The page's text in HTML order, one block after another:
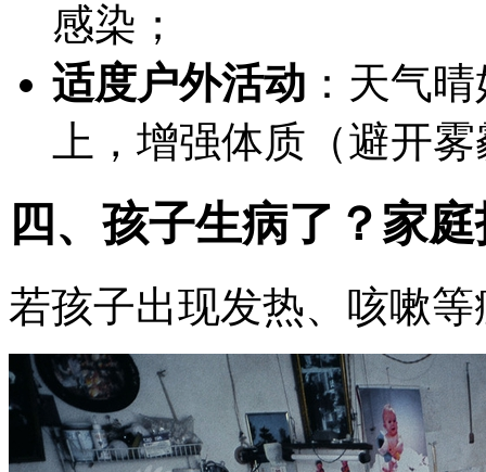
感染；
适度户外活动 ：天气
上，增强体质（避开
四、孩子生病了？家
若孩子出现发热、咳嗽等